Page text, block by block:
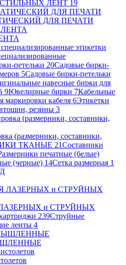
ЛЕНТ 19
ДЛЯ ПЕЧАТИ
петельки 20Садовые бирки-
5Садовые бирки-петельки
навесные бирки для
9Ювелирные бирки 7Кабельные
маркировки кабеля 6Этикетки
резины 3
(размерники, составники,
ТКАНЫЕ 21Составники
печатные (белые)
(черные) 14Сетка размерная 1
и СТРУЙНЫХ
239Струйные
ленты 4